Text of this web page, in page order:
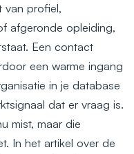
van profiel,
afgeronde opleiding,
Een contact
een warme ingang
in je database
dat er vraag is.
mist, maar die
In het artikel over de